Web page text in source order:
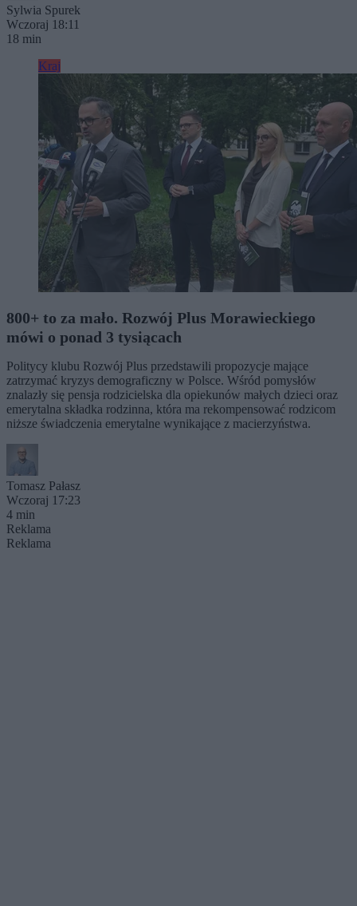
Sylwia Spurek
Wczoraj 18:11
18 min
Kraj
800+ to za mało. Rozwój Plus Morawieckiego
mówi o ponad 3 tysiącach
Politycy klubu Rozwój Plus przedstawili propozycje mające
zatrzymać kryzys demograficzny w Polsce. Wśród pomysłów
znalazły się pensja rodzicielska dla opiekunów małych dzieci oraz
emerytalna składka rodzinna, która ma rekompensować rodzicom
niższe świadczenia emerytalne wynikające z macierzyństwa.
Tomasz Pałasz
Wczoraj 17:23
4 min
Reklama
Reklama